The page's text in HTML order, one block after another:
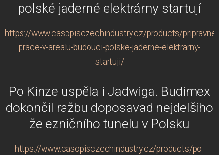
polské jaderné elektrárny startují
https://www.casopisczechindustry.cz/products/pripravne-
prace-v-arealu-budouci-polske-jaderne-elektrarny-
startuji/
Po Kinze uspěla i Jadwiga. Budimex
dokončil ražbu doposavad nejdelšího
železničního tunelu v Polsku
https://www.casopisczechindustry.cz/products/po-